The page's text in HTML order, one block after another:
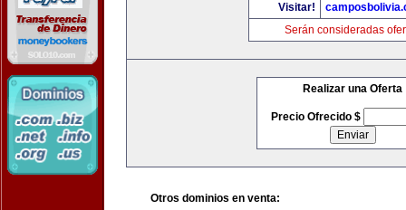
Visitar!
Serán consideradas
Realizar una Oferta
Precio Ofrecido $
Otros dominios en venta: